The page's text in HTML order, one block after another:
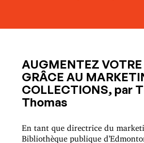
AUGMENTEZ
GRÂCE AU
COLLECTIONS, par
Thomas
En tant que directrice du
Bibliothèque publique